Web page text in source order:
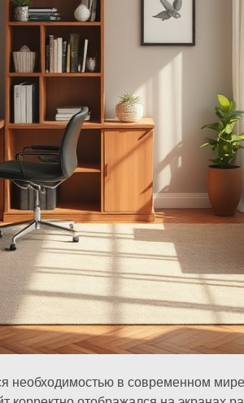
необходимостью в современном